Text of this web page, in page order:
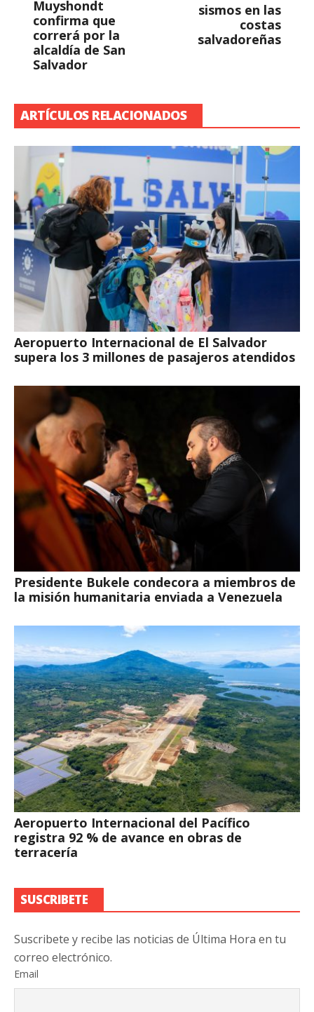
Muyshondt
confirma que
correrá por la
alcaldía de San
Salvador
sismos en las
costas
salvadoreñas
ARTÍCULOS RELACIONADOS
Aeropuerto Internacional de El Salvador
supera los 3 millones de pasajeros atendidos
Presidente Bukele condecora a miembros de
la misión humanitaria enviada a Venezuela
Aeropuerto Internacional del Pacífico
registra 92 % de avance en obras de
terracería
SUSCRIBETE
Suscribete y recibe las noticias de Última Hora en tu
correo electrónico.
Email